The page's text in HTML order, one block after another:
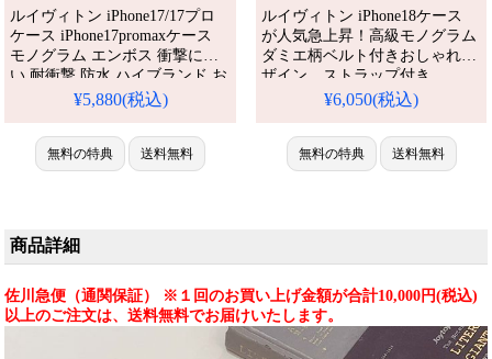
ルイヴィトン iPhone17/17プロ
ケース iPhone17promaxケース
モノグラム エンボス 衝撃に強
い 耐衝撃 防水 ハイブランド お
しゃれ ブランド おすすめ
ス iPhone14/13 ケース 人気 おす
すめ iPhone 17 プロ / プラス ケ
ース
¥5,880(税込)
無料の特典 送料無料
ルイヴィトン iPhone18ケース
が人気急上昇！高級モノグラム
ダミエ柄ベルト付きおしゃれデ
ザイン、ストラップ付き。
iPhone16/15/14/13全機種対応。
可愛いスタイル、耐衝撃＆防水
機能で実用性抜群。格安価格で
iPhone17pro/16promaxケースと
¥6,050(税込)
無料の特典 送料無料
商品詳細
佐川急便（通関保証） ※１回のお買い上げ金額が合計10,000円(税込)
以上のご注文は、送料無料でお届けいたします。